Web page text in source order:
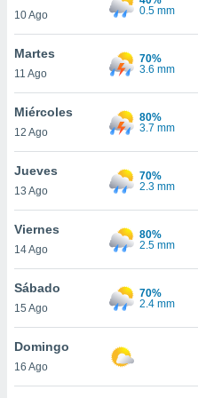
más
nuestra
y
de
disponible
cookies
aceptar
10 Ago
0.5 mm
Martes
11 Ago
70%
3.6 mm
Miércoles
12 Ago
80%
3.7 mm
Jueves
13 Ago
70%
2.3 mm
Viernes
14 Ago
80%
2.5 mm
Sábado
15 Ago
70%
2.4 mm
Domingo
16 Ago